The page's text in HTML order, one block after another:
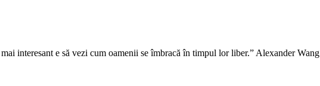
interesant e să vezi cum oamenii se îmbracă în timpul lor liber.” Alexander Wang